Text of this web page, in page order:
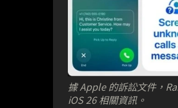
據 Apple 的訴訟文件，
iOS 26 相關資訊。